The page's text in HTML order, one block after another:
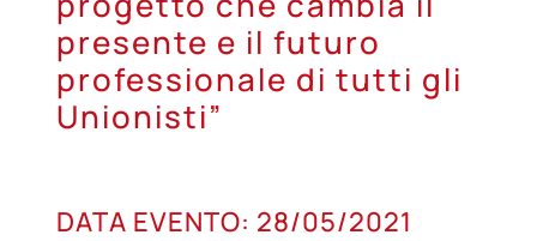
presente e il futuro
professionale di tutti gli
Unionisti”
28
MAG
DATA EVENTO: 28/05/2021